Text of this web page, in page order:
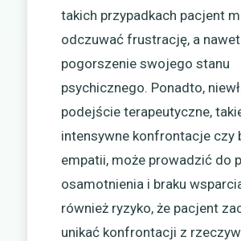
takich przypadkach pacjent
odczuwać frustrację, a nawet
pogorszenie swojego stanu
psychicznego. Ponadto,
podejście terapeutyczne,
intensywne konfrontacje czy
empatii, może prowadzić do
osamotnienia i braku
również ryzyko, że pacjent
unikać konfrontacji z